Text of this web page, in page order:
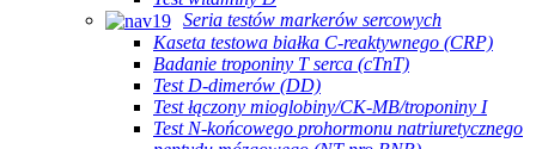
Seria testów markerów sercowych
Kaseta testowa białka C-reaktywnego (CRP)
Badanie troponiny T serca (cTnT)
Test D-dimerów (DD)
Test łączony mioglobiny/CK-MB/troponiny I
Test N-końcowego prohormonu natriuretycznego